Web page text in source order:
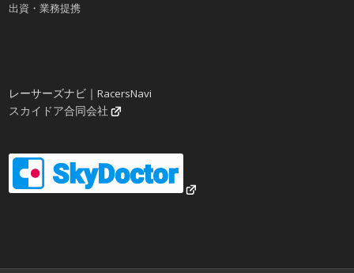
出資・業務提携
レーサーズナビ｜RacersNavi
スカイドア合同会社